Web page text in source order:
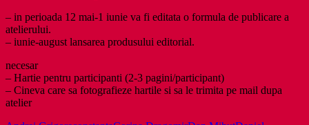
– in perioada 12 mai-1 iunie va fi editata o formula de publicare a
atelierului.
– iunie-august lansarea produsului editorial.
necesar
– Hartie pentru participanti (2-3 pagini/participant)
– Cineva care sa fotografieze hartile si sa le trimita pe mail dupa
atelier